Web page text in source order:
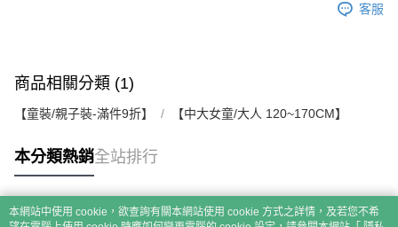
客服
商品相關分類 (1)
【童裝/親子裝-滿件9折】 【中大女童/大人 120~170CM】
本分類熱銷全站排行
本網站中使用 cookie，欲查詢有關本網站使用 cookie 方式之詳情，及若您不希